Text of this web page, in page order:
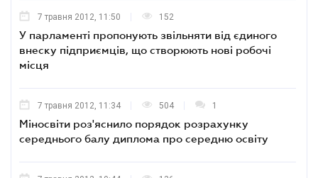
7 травня 2012, 11:50 152
У парламенті пропонують звільняти від єдиного
внеску підприємців, що створюють нові робочі
місця
7 травня 2012, 11:34 504 1
Міносвіти роз'яснило порядок розрахунку
середнього балу диплома про середню освіту